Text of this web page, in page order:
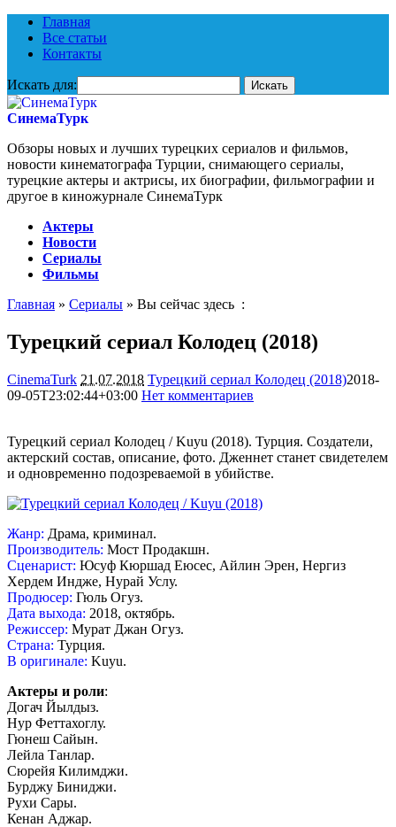
Главная
Все статьи
Контакты
Искать для:
СинемаТурк
Обзоры новых и лучших турецких сериалов и фильмов,
новости кинематографа Турции, снимающего сериалы,
турецкие актеры и актрисы, их биографии, фильмографии и
другое в киножурнале СинемаТурк
Актеры
Новости
Сериалы
Фильмы
Главная » Сериалы » Вы сейчас здесь :
Турецкий сериал Колодец (2018)
CinemaTurk 21.07.2018 Турецкий сериал Колодец (2018)2018-
09-05T23:02:44+03:00 Нет комментариев
Турецкий сериал Колодец / Kuyu (2018). Турция. Создатели,
актерский состав, описание, фото. Дженнет станет свидетелем
и одновременно подозреваемой в убийстве.
Жанр: Драма, криминал.
Производитель: Мост Продакшн.
Сценарист: Юсуф Кюршад Еюсес, Айлин Эрен, Нергиз
Хердем Индже, Нурай Услу.
Продюсер: Гюль Огуз.
Дата выхода: 2018, октябрь.
Режиссер: Мурат Джан Огуз.
Страна: Турция.
В оригинале: Kuyu.
Актеры и роли:
Догач Йылдыз.
Нур Феттахоглу.
Гюнеш Сайын.
Лейла Танлар.
Сюрейя Килимджи.
Бурджу Биниджи.
Рухи Сары.
Кенан Аджар.